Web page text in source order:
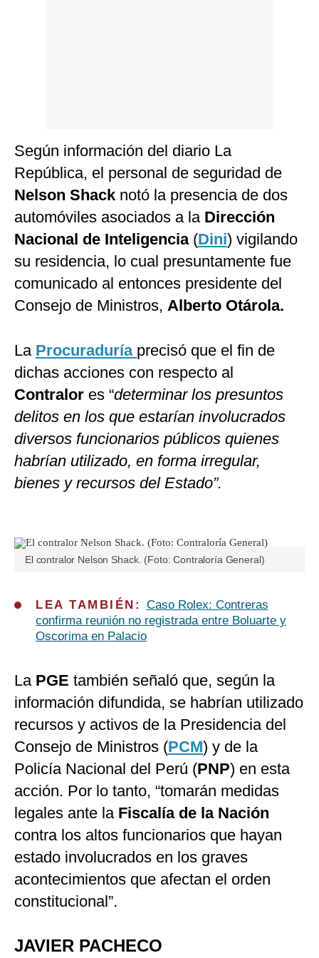
Según información del diario La
República, el personal de seguridad de
Nelson Shack notó la presencia de dos
automóviles asociados a la Dirección
Nacional de Inteligencia (Dini) vigilando
su residencia, lo cual presuntamente fue
comunicado al entonces presidente del
Consejo de Ministros, Alberto Otárola.
La Procuraduría precisó que el fin de
dichas acciones con respecto al
Contralor es “determinar los presuntos
delitos en los que estarían involucrados
diversos funcionarios públicos quienes
habrían utilizado, en forma irregular,
bienes y recursos del Estado”.
El contralor Nelson Shack. (Foto: Contraloría General)
LEA TAMBIÉN: Caso Rolex: Contreras
confirma reunión no registrada entre Boluarte y
Oscorima en Palacio
La PGE también señaló que, según la
información difundida, se habrían utilizado
recursos y activos de la Presidencia del
Consejo de Ministros (PCM) y de la
Policía Nacional del Perú (PNP) en esta
acción. Por lo tanto, “tomarán medidas
legales ante laFiscalía de la Nación
contra los altos funcionarios que hayan
estado involucrados en los graves
acontecimientos que afectan el orden
constitucional”.
JAVIER PACHECO